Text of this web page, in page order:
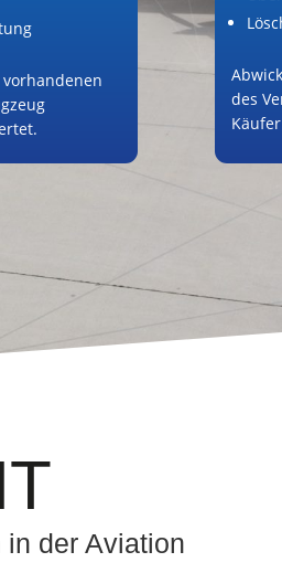
des
der Aviation